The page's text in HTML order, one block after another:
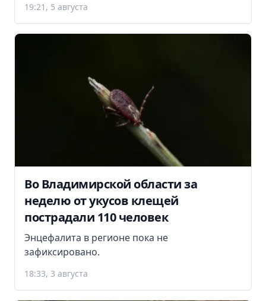
19:21, 5 августа
Во Владимирской области за
неделю от укусов клещей
пострадали 110 человек
Энцефалита в регионе пока не
зафиксировано.
18:33, 3 августа